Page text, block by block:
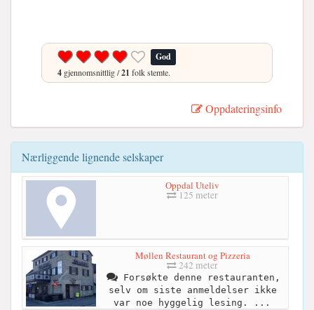
God
4 gjennomsnittlig /21 folk stemte.
Oppdateringsinfo
Nærliggende lignende selskaper
Oppdal Uteliv
125 meter
Møllen Restaurant og Pizzeria
242 meter
Forsøkte denne restauranten,
selv om siste anmeldelser ikke
var noe hyggelig lesing. ...